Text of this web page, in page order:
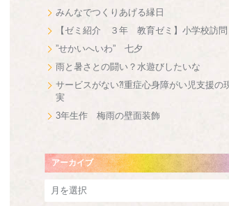
みんなでつくりあげる縁日
【ゼミ紹介 ３年 教育ゼミ】小学校訪問
”せかいへいわ” 七夕
雨と暑さとの闘い？水遊びしたいな
サービスがない⁈重症心身障がい児支援の
実
3年生作 梅雨の壁面装飾
アーカイブ